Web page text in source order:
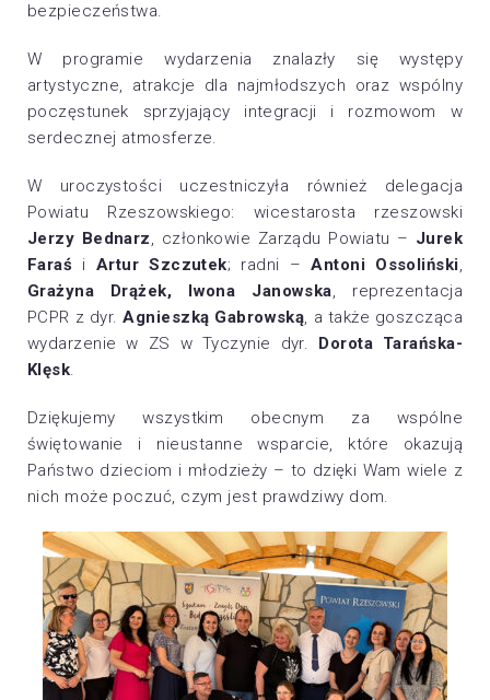
bezpieczeństwa.
W programie wydarzenia znalazły się występy
artystyczne, atrakcje dla najmłodszych oraz wspólny
poczęstunek sprzyjający integracji i rozmowom w
serdecznej atmosferze.
W uroczystości uczestniczyła również delegacja
Powiatu Rzeszowskiego: wicestarosta rzeszowski
Jerzy Bednarz, członkowie Zarządu Powiatu – Jurek
Faraś i Artur Szczutek; radni –Antoni Ossoliński,
Grażyna Drążek, Iwona Janowska, reprezentacja
PCPR z dyr.Agnieszką Gabrowską, a także goszcząca
wydarzenie w ZS w Tyczynie dyr. Dorota Tarańska-
Klęsk.
Dziękujemy wszystkim obecnym za wspólne
świętowanie i nieustanne wsparcie, które okazują
Państwo dzieciom i młodzieży – to dzięki Wam wiele z
nich może poczuć, czym jest prawdziwy dom.